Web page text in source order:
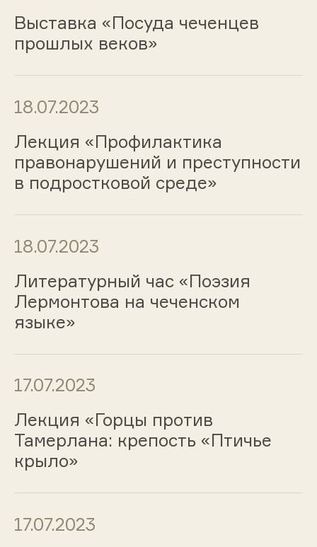
Выставка «Посуда чеченцев
прошлых веков»
18.07.2023
Лекция «Профилактика
правонарушений и преступности
в подростковой среде»
18.07.2023
Литературный час «Поэзия
Лермонтова на чеченском
языке»
17.07.2023
Лекция «Горцы против
Тамерлана: крепость «Птичье
крыло»
17.07.2023